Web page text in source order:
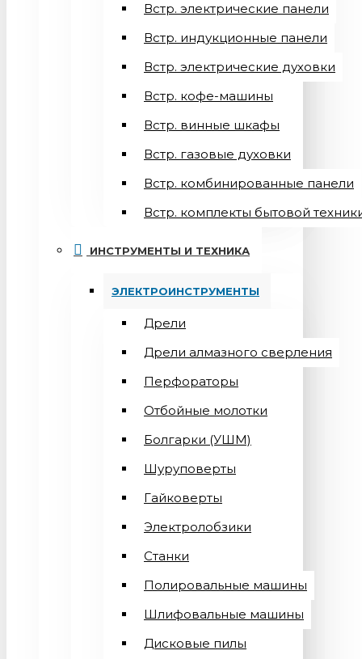
Встр. электрические панели
Встр. индукционные панели
Встр. электрические духовки
Встр. кофе-машины
Встр. винные шкафы
Встр. газовые духовки
Встр. комбинированные панели
Встр. комплекты бытовой
ИНСТРУМЕНТЫ И ТЕХНИКА
ЭЛЕКТРОИНСТРУМЕНТЫ
Дрели
Дрели алмазного сверления
Перфораторы
Отбойные молотки
Болгарки (УШМ)
Шуруповерты
Гайковерты
Электролобзики
Станки
Полировальные машины
Шлифовальные машины
Дисковые пилы